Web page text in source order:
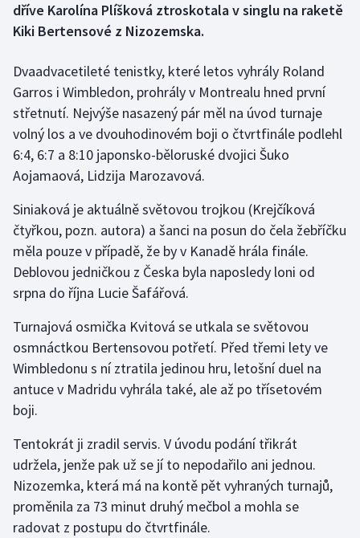
Florbal
Golf
Gymnastika
Házená
Jezdectví
Judo
Krasobruslení
Lezení
Lyže a snowboard
Moderní pětiboj
Motorsport
Olympijské hry
Parasport
dříve Karolína Plíšková ztroskotala v singlu na raketě
Kiki Bertensové z Nizozemska.
Dvaadvacetileté tenistky, které letos vyhrály Roland
Garros i Wimbledon, prohrály v Montrealu hned první
střetnutí. Nejvýše nasazený pár měl na úvod turnaje
volný los a ve dvouhodinovém boji o čtvrtfinále podlehl
6:4, 6:7 a 8:10 japonsko-běloruské dvojici Šuko
Aojamaová, Lidzija Marozavová.
Siniaková je aktuálně světovou trojkou (Krejčíková
čtyřkou, pozn. autora) a šanci na posun do čela žebříčku
měla pouze v případě, že by v Kanadě hrála finále.
Deblovou jedničkou z Česka byla naposledy loni od
srpna do října Lucie Šafářová.
Turnajová osmička Kvitová se utkala se světovou
osmnáctkou Bertensovou potřetí. Před třemi lety ve
Wimbledonu s ní ztratila jedinou hru, letošní duel na
antuce v Madridu vyhrála také, ale až po třísetovém
boji.
Tentokrát ji zradil servis. V úvodu podání třikrát
udržela, jenže pak už se jí to nepodařilo ani jednou.
Nizozemka, která má na kontě pět vyhraných turnajů,
proměnila za 73 minut druhý mečbol a mohla se
radovat z postupu do čtvrtfinále.